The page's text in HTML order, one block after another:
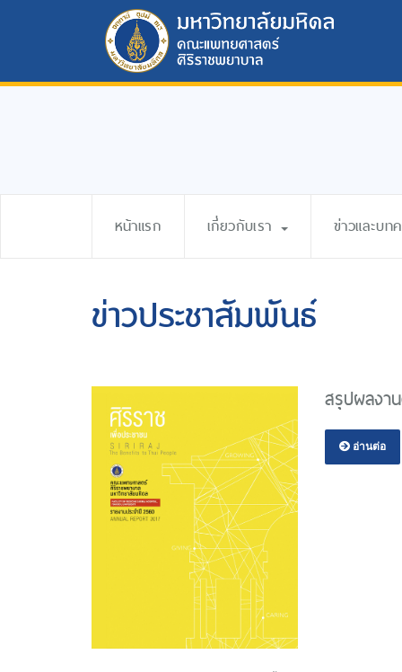
หน้าแรก เกี่ยวกับเรา ข่าวและบท
ข่าวประชาสัมพันธ์
สรุปผลง
อ่านต่อ